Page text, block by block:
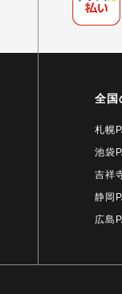
全国
札幌
池袋
吉祥
静岡
広島